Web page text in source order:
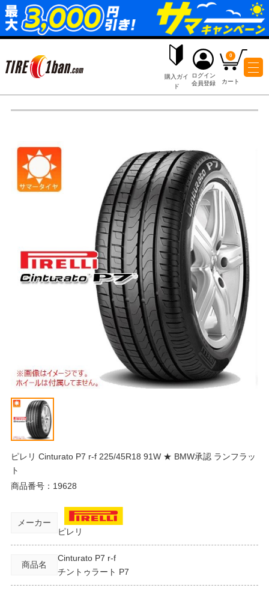
購入ガイ
ド
ログイン
ピレリ Cinturato P7 r-f 225/45R18 91W ★ BMW承認 ランフラッ
ト
商品番号： 19628
メーカー
ピレリ
商品名
Cinturato P7 r-f
チントゥラート P7